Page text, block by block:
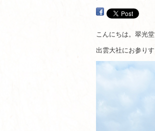
こんにちは。翠光堂
出雲大社にお参り